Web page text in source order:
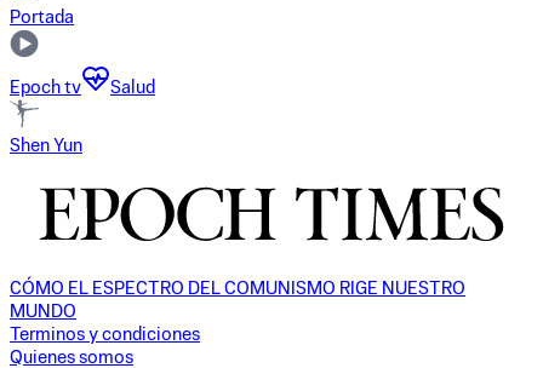
Portada
Epoch tv Salud
Shen Yun
CÓMO EL ESPECTRO DEL COMUNISMO RIGE NUESTRO
MUNDO
Terminos y condiciones
Quienes somos